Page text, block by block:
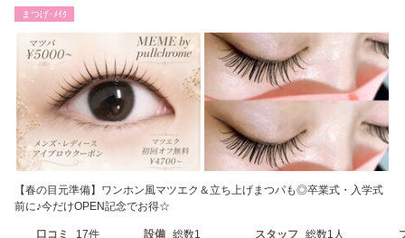
まつげ･ﾒｲｸ
【春の目元準備】ワンホン風マツエク＆立ち上げまつパも◎卒業式・入学式
前に♪今だけOPEN記念でお得☆
口コミ 17件 設備 総数1 スタッフ 総数1人